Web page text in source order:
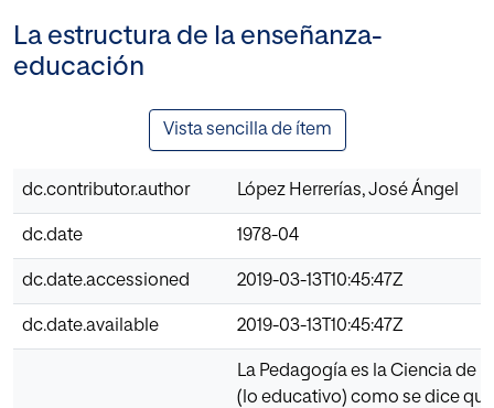
La estructura de la enseñanza-
educación
Vista sencilla de ítem
dc.contributor.author López Herrerías, José Ángel
dc.date 1978-04
dc.date.accessioned 2019-03-13T10:45:47Z
dc.date.available 2019-03-13T10:45:47Z
La Pedagogía es la Ciencia de
(lo educativo) como se dice